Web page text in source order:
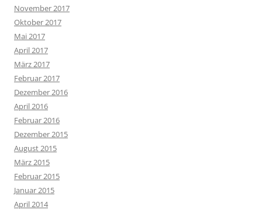
November 2017
Oktober 2017
Mai 2017
April 2017
März 2017
Februar 2017
Dezember 2016
April 2016
Februar 2016
Dezember 2015
August 2015
März 2015
Februar 2015
Januar 2015
April 2014